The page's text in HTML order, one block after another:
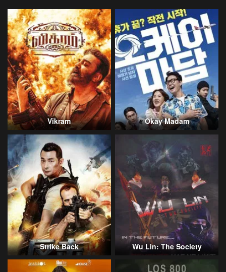
Vikram Okay Madam
Strike Back Wu Lin: The Society